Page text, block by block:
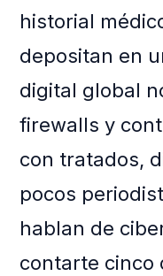
historial
depositan en
digital global
firewalls y
con tratados,
pocos
hablan de
contarte cinco